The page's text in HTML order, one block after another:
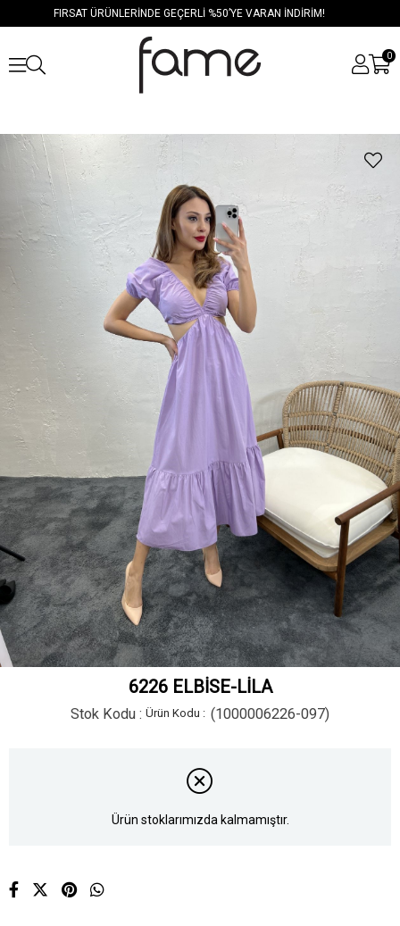
FIRSAT ÜRÜNLERİNDE GEÇERLİ %50’YE VARAN İNDİRİM!
0
6226 ELBİSE-LİLA
Stok Kodu (1000006226-097)
Ürün stoklarımızda kalmamıştır.